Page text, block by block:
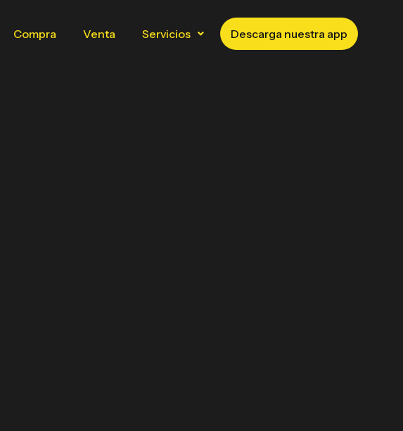
Compra Venta Servicios Descarga nuestra app